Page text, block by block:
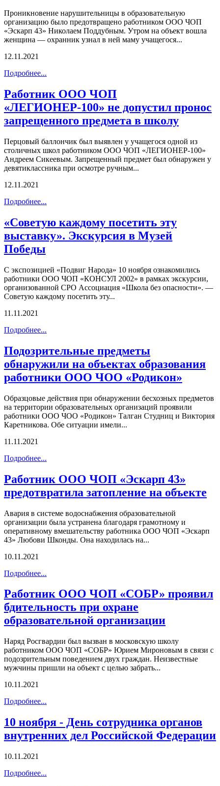
Проникновение нарушительницы в образовательную
организацию было предотвращено работником ООО ЧОП
«Эскарп 43» Николаем Поддубным. Утром на объект вошла
женщина — охранник узнал в ней маму учащегося...
12.11.2021
Подробнее...
Работник ООО ЧОП
«ЛЕГИОНЕР-100» не допустил пронос
запрещенного предмета в школу
Перцовый баллончик был выявлен у учащегося одной из
столичных школ работником ООО ЧОП «ЛЕГИОНЕР-100»
Андреем Сикеевым. Запрещенный предмет был обнаружен у
девятиклассника при осмотре ручным...
12.11.2021
Подробнее...
«Советую каждому посетить эту
выставку». Экскурсия в Музей
Победы
С экспозицией «Подвиг Народа» 10 ноября ознакомились
работники ООО ЧОП «КОНСУЛ 2002» в рамках экскурсии,
организованной СРО Ассоциация «Школа без опасности». —
Советую каждому посетить эту...
11.11.2021
Подробнее...
Подозрительные предметы
обнаружили на объектах образования
работники ООО ЧОО «Родикон»
Образцовые действия при обнаружении бесхозных предметов
на территории образовательных организаций проявили
работники ООО ЧОО «Родикон» Талган Студниц и Виктория
Каретникова. Обе ситуации имели...
11.11.2021
Подробнее...
Работник ООО ЧОП «Эскарп 43»
предотвратила затопление на объекте
Авария в системе водоснабжения образовательной
организации была устранена благодаря грамотному и
оперативному вмешательству работника ООО ЧОП «Эскарп
43» Любови Шконды. Она находилась на...
10.11.2021
Подробнее...
Работник ООО ЧОП «СОБР» проявил
бдительность при охране
образовательной организации
Наряд Росгвардии был вызван в московскую школу
работником ООО ЧОП «СОБР» Юрием Мироновым в связи с
подозрительным поведением двух граждан. Неизвестные
мужчины пришли на объект с целью забрать...
10.11.2021
Подробнее...
10 ноября - День сотрудника органов
внутренних дел Российской Федерации
10.11.2021
Подробнее...